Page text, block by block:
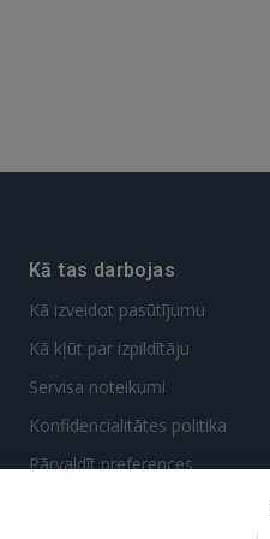
Kā tas darbojas
Kā izveidot pasūtījumu
Kā kļūt par izpildītāju
Servisa noteikumi
Konfidencialitātes politika
Pārvaldīt preferences